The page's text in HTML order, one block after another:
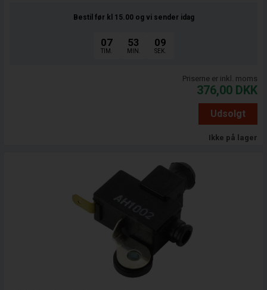
Bestil før kl 15.00 og vi sender idag
07
TIM.
53
MIN.
08
SEK.
Priserne er inkl. moms
376,00 DKK
Udsolgt
Ikke på lager